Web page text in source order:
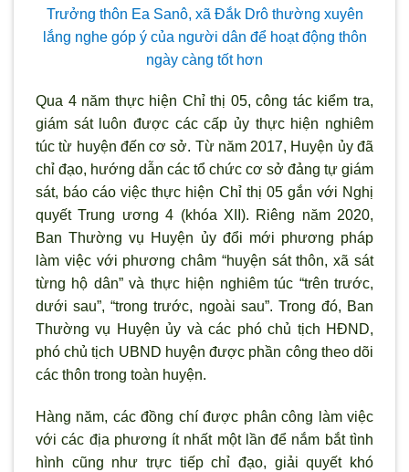
Trưởng thôn Ea Sanô, xã Ðắk Drô thường xuyên
lắng nghe góp ý của người dân để hoạt động thôn
ngày càng tốt hơn
Qua 4 năm thực hiện Chỉ thị 05, công tác kiểm tra,
giám sát luôn được các cấp ủy thực hiện nghiêm
túc từ huyện đến cơ sở. Từ năm 2017, Huyện ủy đã
chỉ đạo, hướng dẫn các tổ chức cơ sở đảng tự giám
sát, báo cáo việc thực hiện Chỉ thị 05 gắn với Nghị
quyết Trung ương 4 (khóa XII). Riêng năm 2020,
Ban Thường vụ Huyện ủy đổi mới phương pháp
làm việc với phương châm “huyện sát thôn, xã sát
từng hộ dân” và thực hiện nghiêm túc “trên trước,
dưới sau”, “trong trước, ngoài sau”. Trong đó, Ban
Thường vụ Huyện ủy và các phó chủ tịch HĐND,
phó chủ tịch UBND huyện được phần công theo dõi
các thôn trong toàn huyện.
Hàng năm, các đồng chí được phân công làm việc
với các địa phương ít nhất một lần để nắm bắt tình
hình cũng như trực tiếp chỉ đạo, giải quyết khó